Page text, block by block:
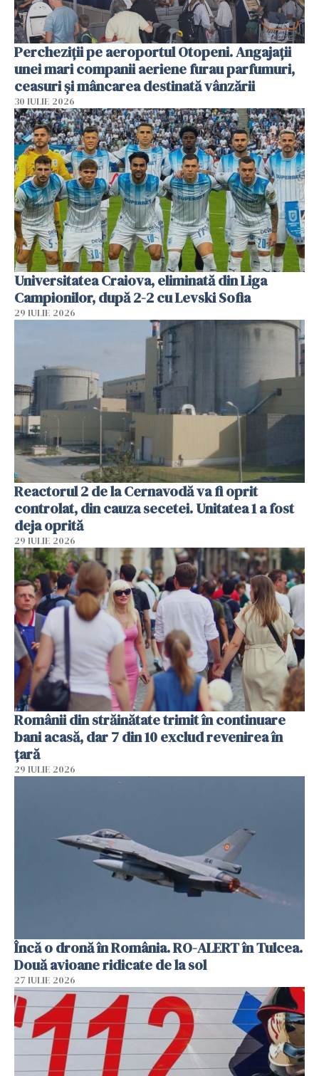
Percheziții pe aeroportul Otopeni. Angajații
unei mari companii aeriene furau parfumuri,
ceasuri și mâncarea destinată vânzării
30 IULIE 2026
Universitatea Craiova, eliminată din Liga
Campionilor, după 2-2 cu Levski Sofia
29 IULIE 2026
Reactorul 2 de la Cernavodă va fi oprit
controlat, din cauza secetei. Unitatea 1 a fost
deja oprită
29 IULIE 2026
Românii din străinătate trimit în continuare
bani acasă, dar 7 din 10 exclud revenirea în
țară
29 IULIE 2026
Încă o dronă în România. RO-ALERT în Tulcea.
Două avioane ridicate de la sol
27 IULIE 2026